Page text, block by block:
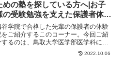
めの塾を探している方へ|お子
の受験勉強を支えた保護者体験
！大学受験予備校四谷学院
谷学院で合格した先輩の保護者の体験
をご紹介するこのコーナー。今回ご紹
するのは、鳥取大学医学部医学科に合
したさんのお母様のストーリーです。
2022.10.06